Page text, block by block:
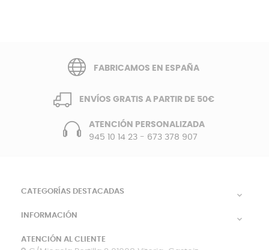
FABRICAMOS EN ESPAÑA
ENVÍOS GRATIS A PARTIR DE 50€
ATENCIÓN PERSONALIZADA
945 10 14 23- 673 378 907
CATEGORÍAS DESTACADAS 
INFORMACIÓN 
ATENCIÓN AL CLIENTE